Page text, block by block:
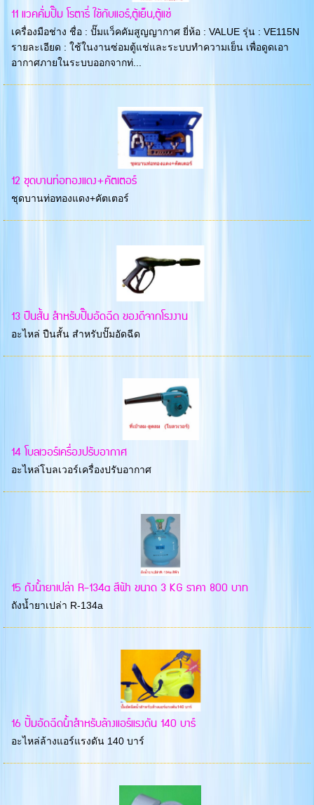
11 แวคคั่มปั๊ม โรตารี่ ใช้กับแอร์,ตู้เย็น,ตู้แช่
เครื่องมือช่าง ชื่อ : ปั๊มแว็คคัมสูญญากาศ ยี่ห้อ : VALUE รุ่น : VE115N
รายละเอียด : ใช้ในงานซ่อมตู้แช่และระบบทำความเย็น เพื่อดูดเอา
อากาศภายในระบบออกจากท่...
12 ชุดบานท่อทองแดง+คัตเตอร์
ชุดบานท่อทองแดง+คัตเตอร์
13 ปืนสั้น สำหรับปั๊มอัดฉีด ของดีจากโรงงาน
อะไหล่ ปืนสั้น สำหรับปั๊มอัดฉีด
14 โบลเวอร์เครื่องปรับอากาศ
อะไหล่โบลเวอร์เครื่องปรับอากาศ
15 ถังน้ำยาเปล่า R-134a สีฟ้า ขนาด 3 KG ราคา 800 บาท
ถังน้ำยาเปล่า R-134a
16 ปั้มอัดฉีดน้ำสำหรับล้างแอร์แรงดัน 140 บาร์
อะไหล่ล้างแอร์แรงดัน 140 บาร์